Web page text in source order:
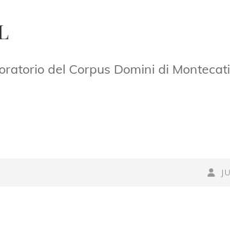
del Corpus Domini di
BY